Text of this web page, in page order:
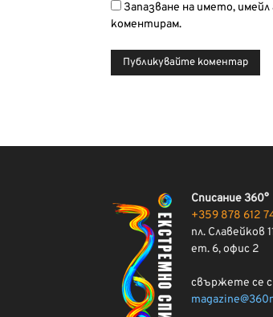
Запазване на името,
коментирам.
Списание 360°
+359 878 612
пл. Славейков
ет. 6, офис 2
свържете се с